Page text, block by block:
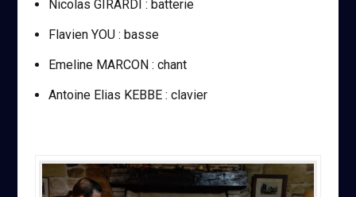
Nicolas GIRARDI : batterie
Flavien YOU : basse
Emeline MARCON : chant
Antoine Elias KEBBE : clavier